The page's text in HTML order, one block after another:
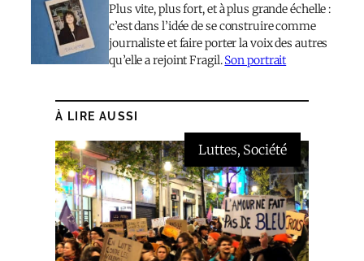
Plus vite, plus fort, et à plus grande échelle :
c’est dans l’idée de se construire comme
journaliste et faire porter la voix des autres
qu’elle a rejoint Fragil.Son portrait
À LIRE AUSSI
Luttes, Société